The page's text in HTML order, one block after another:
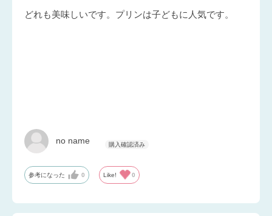
どれも美味しいです。プリンは子どもに人気です。
no name
参考になった 0 Like! 0